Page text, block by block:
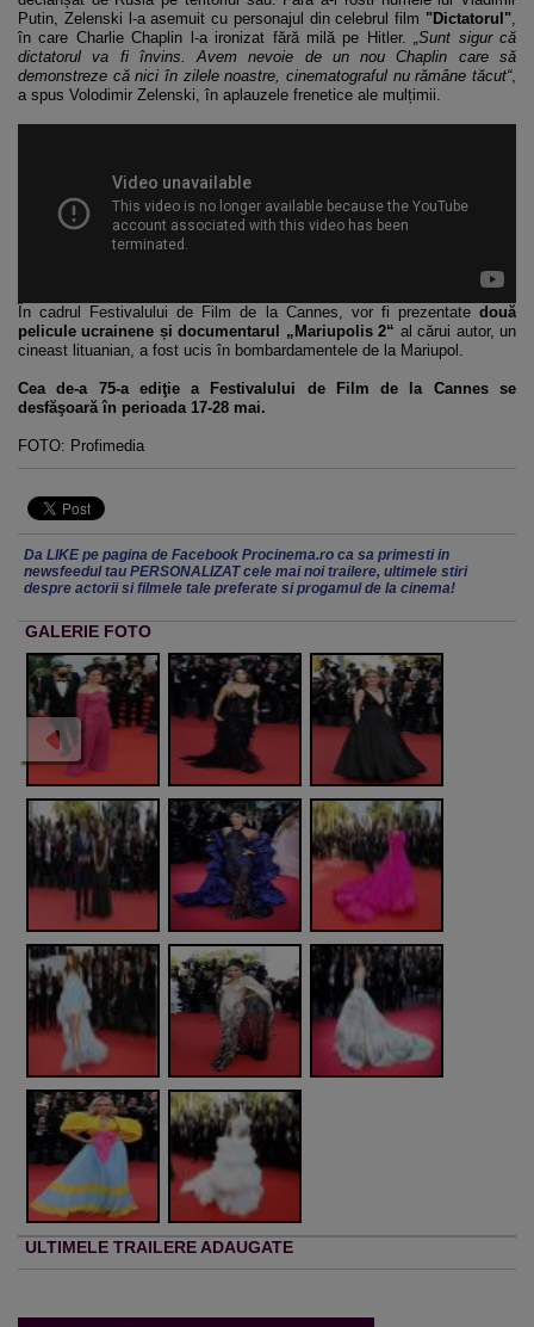
Putin, Zelenski l-a asemuit cu personajul din celebrul film "Dictatorul",
în care Charlie Chaplin l-a ironizat fără milă pe Hitler.„Sunt sigur că
dictatorul va fi învins. Avem nevoie de un nou Chaplin care să
demonstreze că nici în zilele noastre, cinematograful nu rămâne tăcut“,
a spus Volodimir Zelenski, în aplauzele frenetice ale mulțimii.
În cadrul Festivalului de Film de la Cannes, vor fi prezentate două
pelicule ucrainene și documentarul „Mariupolis 2“ al cărui autor, un
cineast lituanian, a fost ucis în bombardamentele de la Mariupol.
Cea de-a 75-a ediţie a Festivalului de Film de la Cannes se
desfăşoară în perioada 17-28 mai.
FOTO: Profimedia
Da LIKE pe pagina de Facebook Procinema.ro ca sa primesti in
newsfeedul tau PERSONALIZAT cele mai noi trailere, ultimele stiri
despre actorii si filmele tale preferate si progamul de la cinema!
GALERIE FOTO
ULTIMELE TRAILERE ADAUGATE